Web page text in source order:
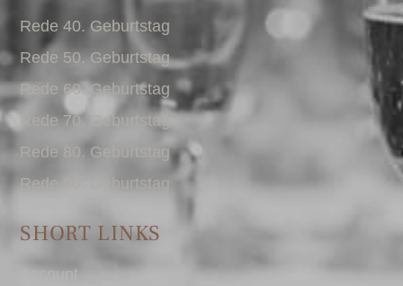
Rede 40. Geburtstag
Rede 50. Geburtstag
Rede 60. Geburtstag
Rede 70. Geburtstag
Rede 80. Geburtstag
Rede 90. Geburtstag
SHORT LINKS
Account